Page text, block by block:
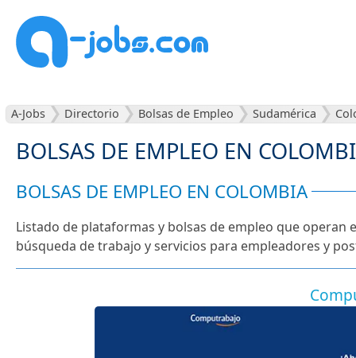
BOLSAS DE EMPLEO EN
BOLSAS DE EMPLEO EN COLOMBIA
Listado de plataformas y bolsas de empleo que operan
búsqueda de trabajo y servicios para empleadores y
A-Jobs Directorio Bolsas de Empleo Sudamérica